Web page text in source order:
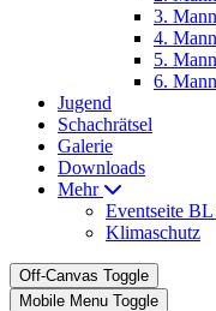
3.
4.
5.
6.
Jugend
Schachrätsel
Galerie
Downloads
Mehr
Eventseite
Klimaschutz
Off-Canvas Toggle
Mobile Menu Toggle